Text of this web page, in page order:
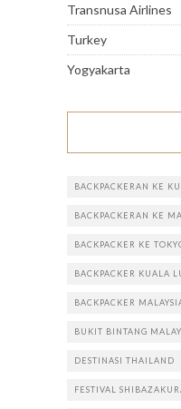
Transnusa Airlines
Turkey
Yogyakarta
BACKPACKERAN KE
BACKPACKERAN KE
BACKPACKER KE
BACKPACKER KUALA
BACKPACKER
BUKIT BINTANG
DESTINASI THAILAND
FESTIVAL